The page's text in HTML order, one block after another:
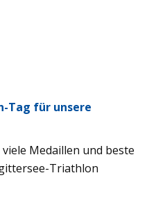
Tag für unsere
Medail­len und beste
Tri­ath­lon